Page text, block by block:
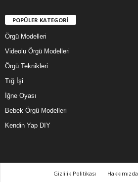
POPÜLER KATEGORİ
Örgü Modelleri
Videolu Örgü Modelleri
Örgü Teknikleri
Tığ İşi
İğne Oyası
Bebek Örgü Modelleri
Kendin Yap DIY
Gizlilik Politikası Hakkımızda